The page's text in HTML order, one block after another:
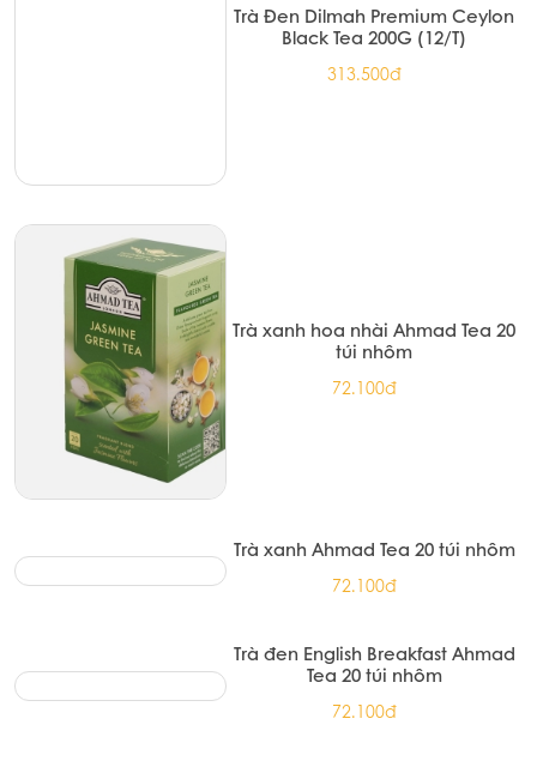
Trà Đen Dilmah Premium Ceylon
Black Tea 200G (12/T)
313.500đ
Trà xanh hoa nhài Ahmad Tea 20
túi nhôm
72.100đ
Trà xanh Ahmad Tea 20 túi nhôm